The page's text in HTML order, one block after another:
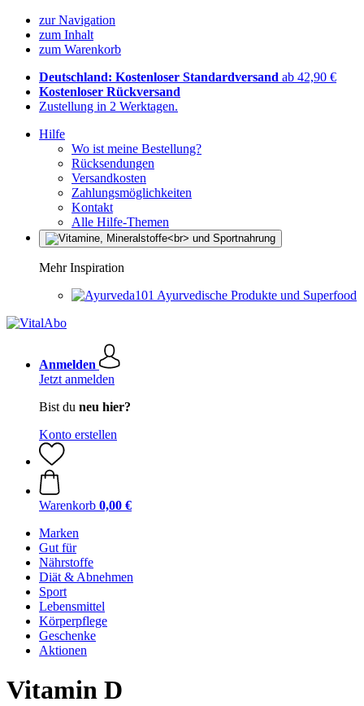
zur Navigation
zum Inhalt
zum Warenkorb
Deutschland: Kostenloser Standardversand ab 42,90 €
Kostenloser Rückversand
Zustellung in 2 Werktagen.
Hilfe
Wo ist meine Bestellung?
Rücksendungen
Versandkosten
Zahlungsmöglichkeiten
Kontakt
Alle Hilfe-Themen
Mehr Inspiration
Ayurvedische Produkte und Superfood
Anmelden
Jetzt anmelden
Bist du neu hier?
Konto erstellen
Warenkorb 0,00 €
Marken
Gut für
Nährstoffe
Diät & Abnehmen
Sport
Lebensmittel
Körperpflege
Geschenke
Aktionen
Vitamin D